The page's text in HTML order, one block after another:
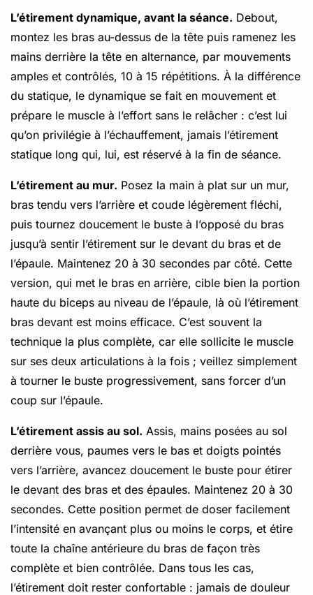
L’étirement dynamique, avant la séance. Debout,
montez les bras au-dessus de la tête puis ramenez les
mains derrière la tête en alternance, par mouvements
amples et contrôlés, 10 à 15 répétitions. À la différence
du statique, le dynamique se fait en mouvement et
prépare le muscle à l’effort sans le relâcher : c’est lui
qu’on privilégie à l’échauffement, jamais l’étirement
statique long qui, lui, est réservé à la fin de séance.
L’étirement au mur. Posez la main à plat sur un mur,
bras tendu vers l’arrière et coude légèrement fléchi,
puis tournez doucement le buste à l’opposé du bras
jusqu’à sentir l’étirement sur le devant du bras et de
l’épaule. Maintenez 20 à 30 secondes par côté. Cette
version, qui met le bras en arrière, cible bien la portion
haute du biceps au niveau de l’épaule, là où l’étirement
bras devant est moins efficace. C’est souvent la
technique la plus complète, car elle sollicite le muscle
sur ses deux articulations à la fois ; veillez simplement
à tourner le buste progressivement, sans forcer d’un
coup sur l’épaule.
L’étirement assis au sol. Assis, mains posées au sol
derrière vous, paumes vers le bas et doigts pointés
vers l’arrière, avancez doucement le buste pour étirer
le devant des bras et des épaules. Maintenez 20 à 30
secondes. Cette position permet de doser facilement
l’intensité en avançant plus ou moins le corps, et étire
toute la chaîne antérieure du bras de façon très
complète et bien contrôlée. Dans tous les cas,
l’étirement doit rester confortable : jamais de douleur